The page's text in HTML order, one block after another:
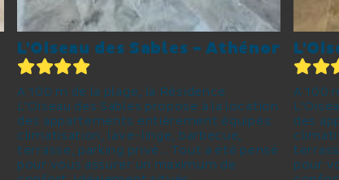
L'Oiseau des Sables - Athénor
A 100 m de la plage, la Résidence
L’Oiseau des Sables propose à la location
des appartements entièrement équipés:
climatisation, lave-linge, barbecue,
terrasse, parking privé… Tout a été pensé
pour vous assurer un maximum de
A 100
des
pour